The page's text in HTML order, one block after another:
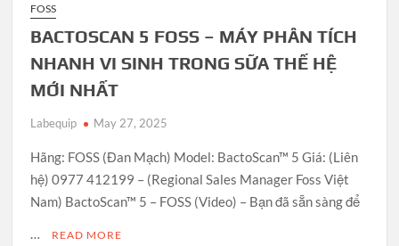
FOSS
BACTOSCAN 5 FOSS – MÁY PHÂN TÍCH
NHANH VI SINH TRONG SỮA THẾ HỆ
MỚI NHẤT
Labequip May 27, 2025
Hãng: FOSS (Đan Mạch) Model: BactoScan™ 5 Giá: (Liên
hệ) 0977 412199 – (Regional Sales Manager Foss Việt
Nam) BactoScan™ 5 – FOSS (Video) – Bạn đã sẵn sàng để
…
READ MORE